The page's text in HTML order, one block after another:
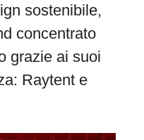
sostenibile,
concentrato
grazie ai suoi
Raytent e